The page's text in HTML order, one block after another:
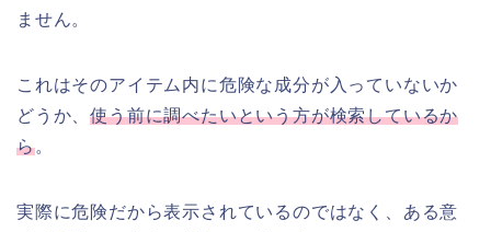
ません。
これはそのアイテム内に危険な成分が入っていないか
どうか、使う前に調べたいという方が検索しているか
ら。
実際に危険だから表示されているのではなく、ある意